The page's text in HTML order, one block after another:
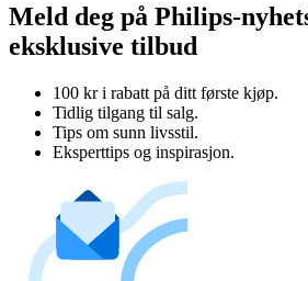
Meld deg på Philips-
eksklusive tilbud
100 kr i rabatt på ditt første kjøp.
Tidlig tilgang til salg.
Tips om sunn livsstil.
Eksperttips og inspirasjon.